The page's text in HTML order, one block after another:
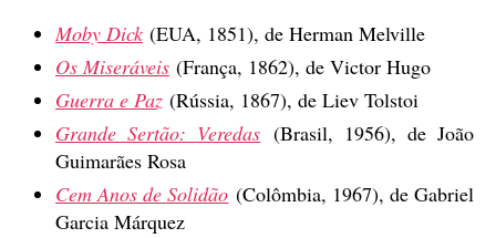
Moby Dick (EUA, 1851), de Herman Melville
Os Miseráveis (França, 1862), de Victor Hugo
Guerra e Paz (Rússia, 1867), de Liev Tolstoi
Grande Sertão: Veredas (Brasil, 1956), de João
Guimarães Rosa
Cem Anos de Solidão (Colômbia, 1967), de Gabriel
Garcia Márquez